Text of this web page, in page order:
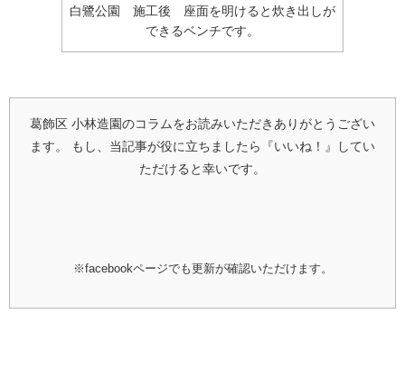
白鷺公園 施工後 座面を明けると炊き出しが
できるベンチです。
葛飾区 小林造園のコラムをお読みいただきありがとうござい
ます。
もし、当記事が役に立ちましたら『いいね！』してい
ただけると幸いです。
※facebookページでも更新が確認いただけます。